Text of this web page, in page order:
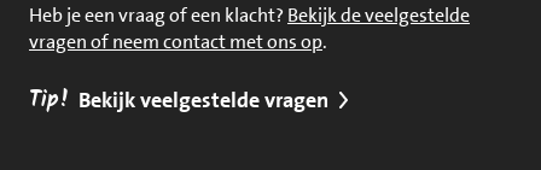
Heb je een vraag of een klacht? Bekijk de veelgestelde
vragen of neem contact met ons op.
Tip! Bekijk veelgestelde vragen